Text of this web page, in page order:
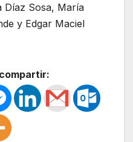
Díaz Sosa, María
y Edgar Maciel